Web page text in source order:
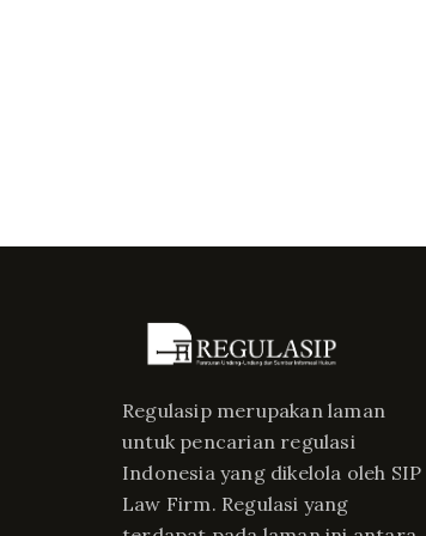
Regulasip merupakan laman
untuk pencarian regulasi
Indonesia yang dikelola oleh SIP
Law Firm. Regulasi yang